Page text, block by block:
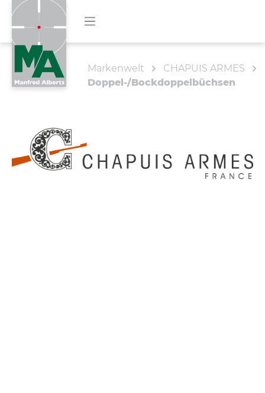
Markenwelt
CHAPUIS ARMES
Doppel-/Bockdoppelbüchsen